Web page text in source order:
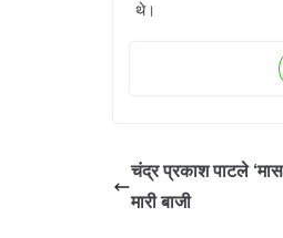
थे।
चंद्र प्रकाश पाटले ‘मास
मारी बाजी